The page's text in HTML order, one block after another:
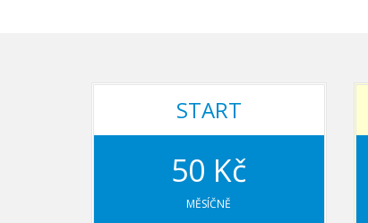
START
50 Kč
MĚSÍČNĚ